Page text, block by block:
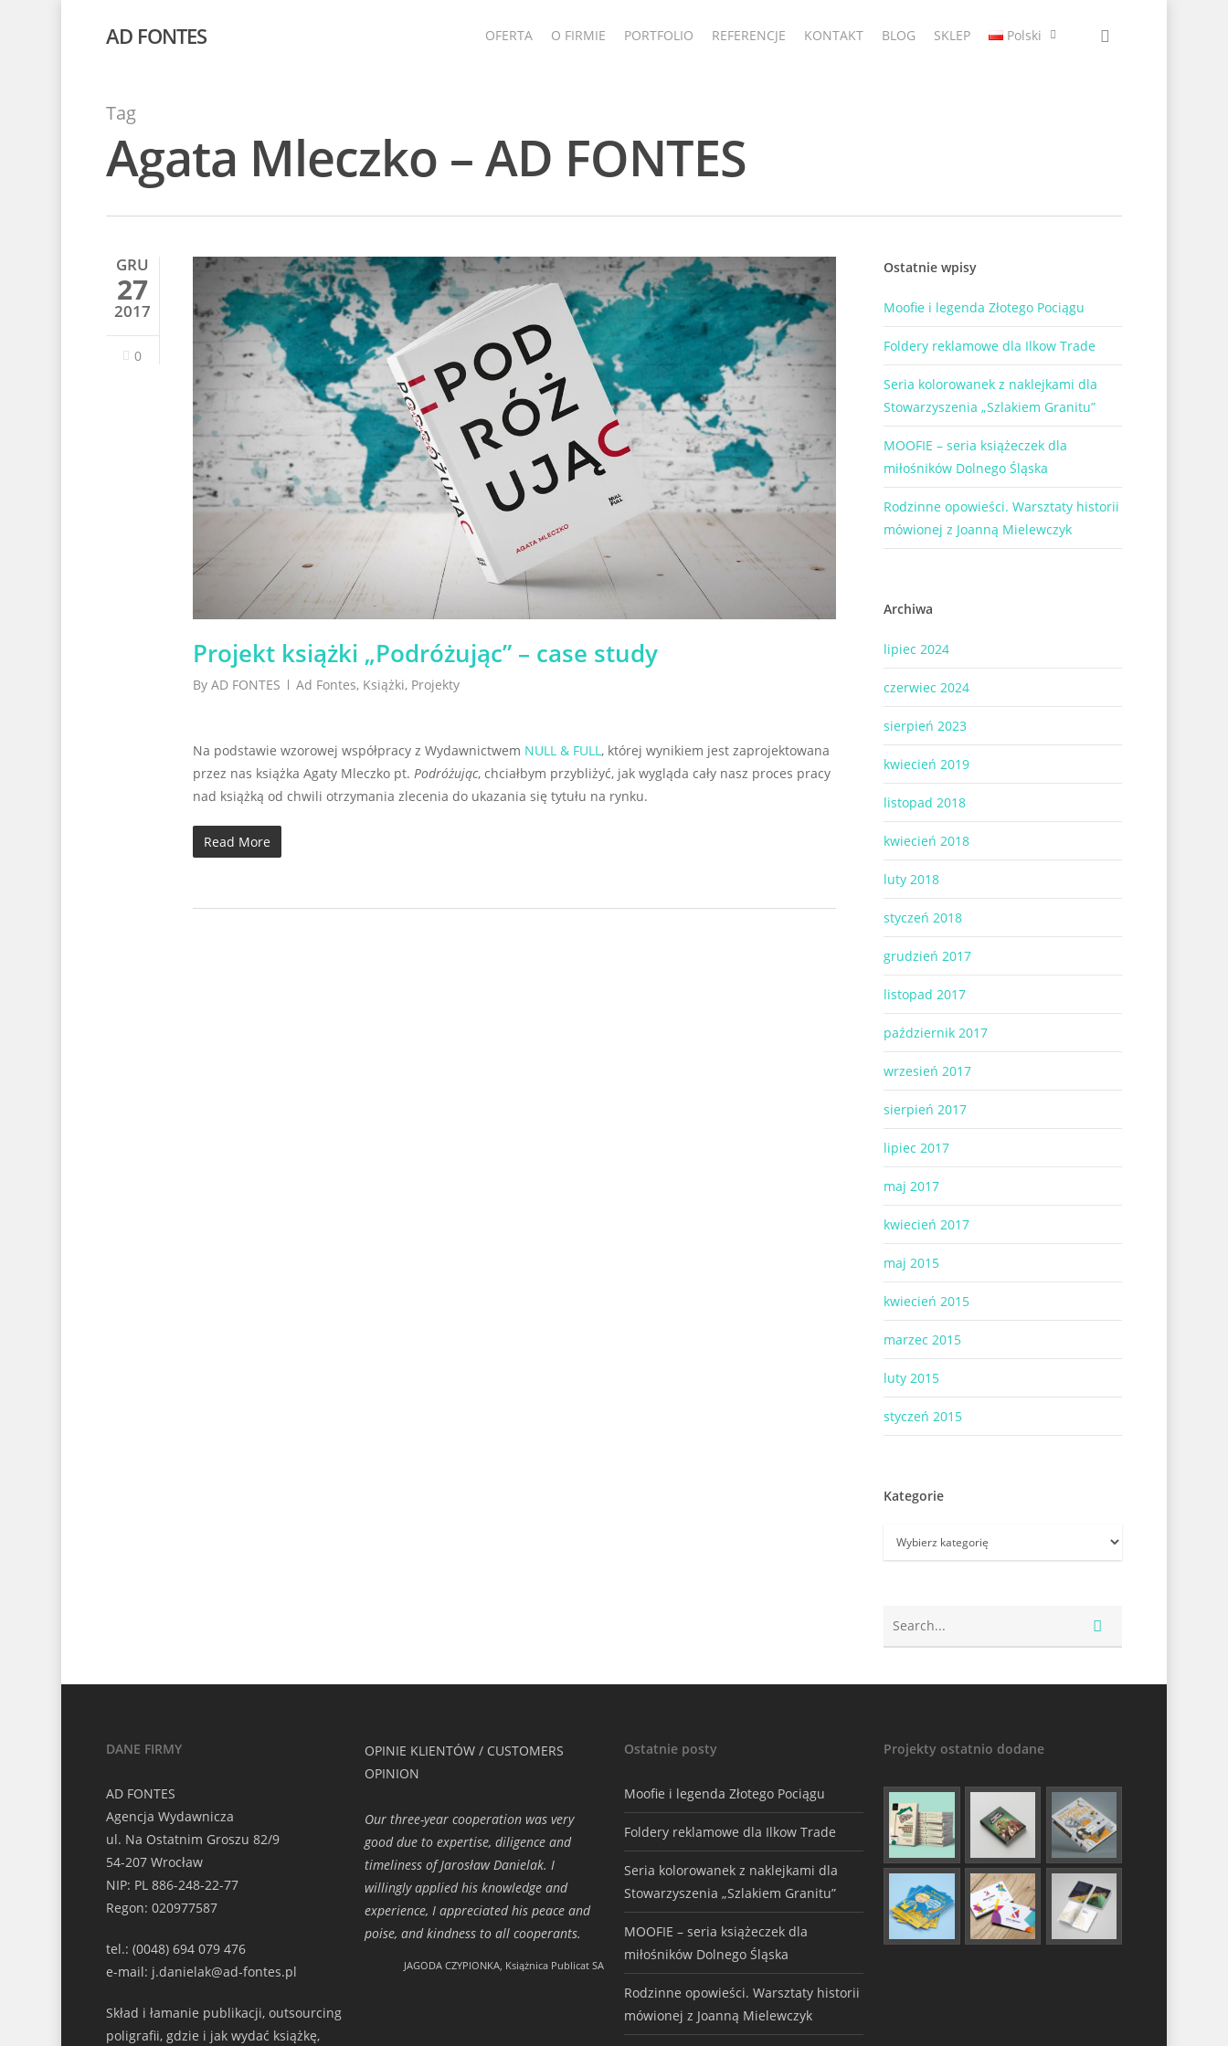
AD FONTES OFERTA O FIRMIE PORTFOLIO REFERENCJE KONTAKT BLOG SKLEP Polski
Tag
Agata Mleczko – AD FONTES
GRU
27
2017
0
Projekt książki „Podróżując” – case study
By AD FONTES Ad Fontes, Książki, Projekty
Na podstawie wzorowej współpracy z Wydawnictwem NULL & FULL , której wynikiem jest zaprojektowana
przez nas książka Agaty Mleczko pt. Podróżując, chciałbym przybliżyć, jak wygląda cały nasz proces pracy
nad książką od chwili otrzymania zlecenia do ukazania się tytułu na rynku.
Read More
Ostatnie wpisy
Moofie i legenda Złotego Pociągu
Foldery reklamowe dla Ilkow Trade
Seria kolorowanek z naklejkami dla
Stowarzyszenia „Szlakiem Granitu”
MOOFIE – seria książeczek dla
miłośników Dolnego Śląska
Rodzinne opowieści. Warsztaty historii
mówionej z Joanną Mielewczyk
Archiwa
lipiec 2024
czerwiec 2024
sierpień 2023
kwiecień 2019
listopad 2018
kwiecień 2018
luty 2018
styczeń 2018
grudzień 2017
listopad 2017
październik 2017
wrzesień 2017
sierpień 2017
lipiec 2017
maj 2017
kwiecień 2017
maj 2015
kwiecień 2015
marzec 2015
luty 2015
styczeń 2015
Kategorie
Kategorie
DANE FIRMY
AD FONTES
Agencja Wydawnicza
ul. Na Ostatnim Groszu 82/9
54-207 Wrocław
NIP: PL 886-248-22-77
Regon: 020977587
tel.: (0048) 694 079 476
e-mail: j.danielak@ad-fontes.pl
Skład i łamanie publikacji, outsourcing
poligrafii, gdzie i jak wydać książkę,
OPINIE KLIENTÓW / CUSTOMERS
OPINION
Our three-year cooperation was very
good due to expertise, diligence and
timeliness of Jarosław Danielak. I
willingly applied his knowledge and
experience, I appreciated his peace and
poise, and kindness to all cooperants.
JAGODA CZYPIONKA, Książnica Publicat SA
Ostatnie posty
Moofie i legenda Złotego Pociągu
Foldery reklamowe dla Ilkow Trade
Seria kolorowanek z naklejkami dla
Stowarzyszenia „Szlakiem Granitu”
MOOFIE – seria książeczek dla
miłośników Dolnego Śląska
Rodzinne opowieści. Warsztaty historii
mówionej z Joanną Mielewczyk
Projekty ostatnio dodane